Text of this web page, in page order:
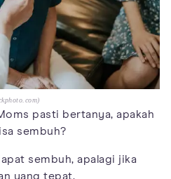
pasti bertanya, apakah
sembuh?
sembuh, apalagi jika
yang tepat.